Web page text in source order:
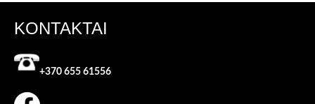
KONTAKTAI
+370 655 61556